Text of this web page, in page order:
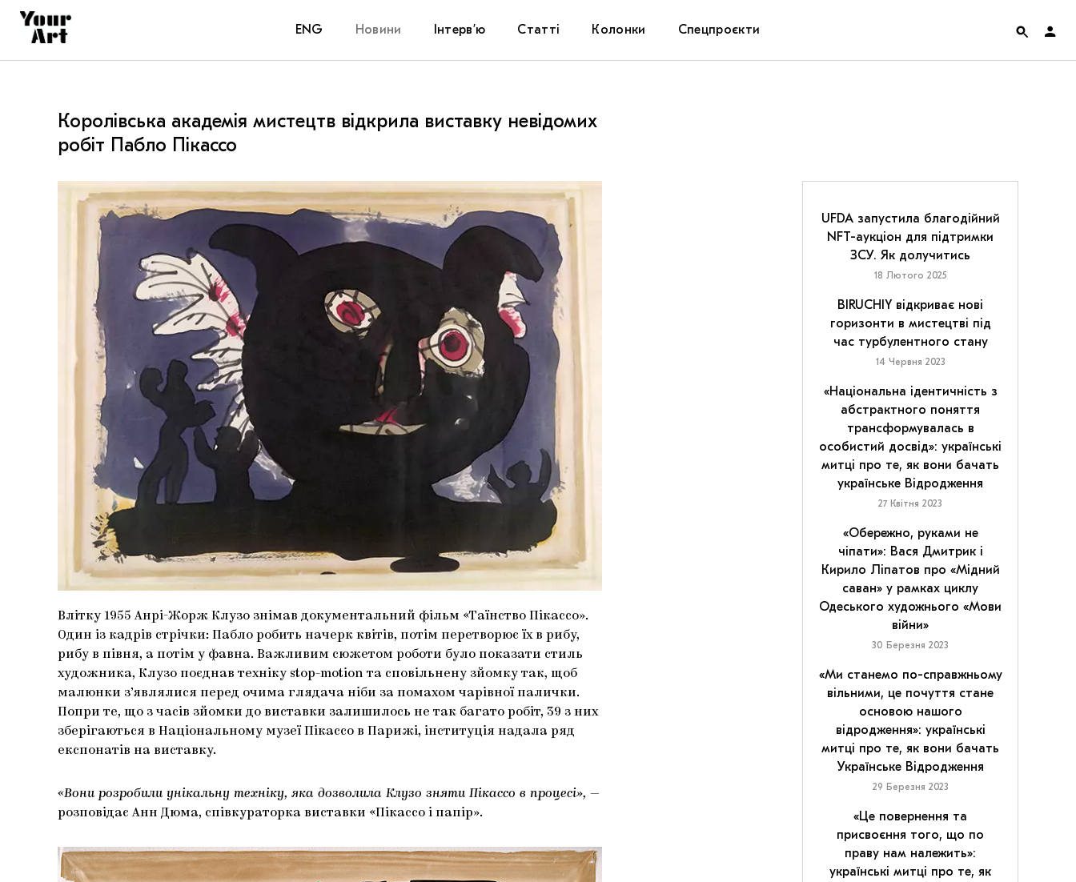
ENG Новини Інтерв’ю Статті Колонки Спецпроєкти
Carpathian Cult про різдвяні свята
Королівська академія мистецтв відкрила виставку невідомих
робіт Пабло Пікассо
Влітку 1955 Анрі-Жорж Клузо знімав документальний фільм «Таїнство Пікассо».
Один із кадрів стрічки: Пабло робить начерк квітів, потім перетворює їх в рибу,
рибу в півня, а потім у фавна. Важливим сюжетом роботи було показати стиль
художника, Клузо поєднав техніку stop-motion та сповільнену зйомку так, щоб
малюнки з’являлися перед очима глядача ніби за помахом чарівної палички.
Попри те, що з часів зйомки до виставки залишилось не так багато робіт, 39 з них
зберігаються в Національному музеї Пікассо в Парижі, інституція надала ряд
експонатів на виставку.
«Вони розробили унікальну техніку, яка дозволила Клузо зняти Пікассо в процесі», —
розповідає Анн Дюма, співкураторка виставки «Пікассо і папір».
UFDA запустила благодійний
NFT-аукціон для підтримки
ЗСУ. Як долучитись
18 Лютого 2025
BIRUCHIY відкриває нові
горизонти в мистецтві під
час турбулентного стану
14 Червня 2023
«Національна ідентичність з
абстрактного поняття
трансформувалась в
особистий досвід»: українські
митці про те, як вони бачать
українське Відродження
27 Квітня 2023
«Обережно, руками не
чіпати»: Вася Дмитрик і
Кирило Ліпатов про «Мідний
саван» у рамках циклу
Одеського художнього «Мови
війни»
30 Березня 2023
«Ми станемо по-справжньому
вільними, це почуття стане
основою нашого
відродження»: українські
митці про те, як вони бачать
Українське Відродження
29 Березня 2023
«Це повернення та
присвоєння того, що по
праву нам належить»:
українські митці про те, як